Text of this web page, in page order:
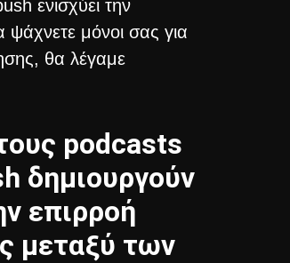
ενισχύει την
ψάχνετε μόνοι σας για
θα λέγαμε
podcasts
δημιουργούν
επιρροή
μεταξύ των